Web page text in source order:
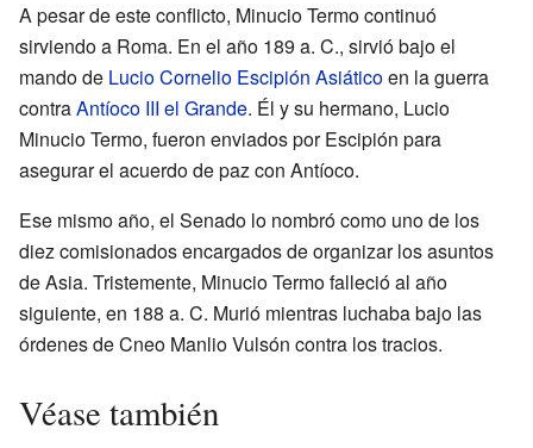
A pesar de este conflicto, Minucio Termo continuó
sirviendo a Roma. En el año 189 a. C., sirvió bajo el
mando de Lucio Cornelio Escipión Asiáticoen la guerra
contraAntíoco III el Grande. Él y su hermano, Lucio
Minucio Termo, fueron enviados por Escipión para
asegurar el acuerdo de paz con Antíoco.
Ese mismo año, el Senado lo nombró como uno de los
diez comisionados encargados de organizar los asuntos
de Asia. Tristemente, Minucio Termo falleció al año
siguiente, en 188 a. C. Murió mientras luchaba bajo las
órdenes de Cneo Manlio Vulsón contra los tracios.
Véase también